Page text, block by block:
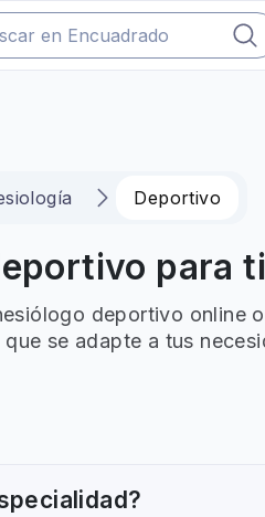
Deportivo
para ti
deportivo online
se adapte a tus